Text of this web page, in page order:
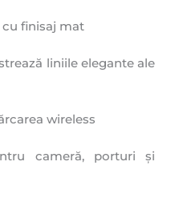
finisaj mat
liniile elegante ale
wireless
cameră, porturi și